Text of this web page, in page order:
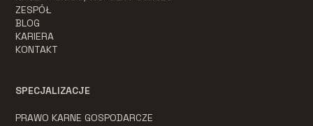
ZESPÓŁ
BLOG
KARIERA
KONTAKT
SPECJALIZACJE
PRAWO KARNE GOSPODARCZE